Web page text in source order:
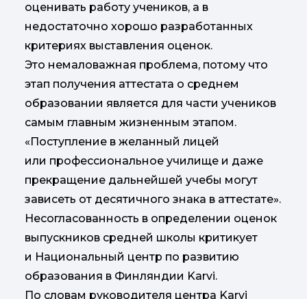
оценивать работу учеников, а в
недостаточно хорошо разработанных
критериях выставления оценок.
Это немаловажная проблема, потому что
этап получения аттестата о среднем
образовании является для части учеников
самым главным жизненным этапом.
«Поступление в желанный лицей
или профессиональное училище и даже
прекращение дальнейшей учебы могут
зависеть от десятичного знака в аттестате».
Несогласованность в определении оценок
выпускников средней школы критикует
и Национальный центр по развитию
образования в Финляндии Karvi.
По словам руководителя центра Karvi